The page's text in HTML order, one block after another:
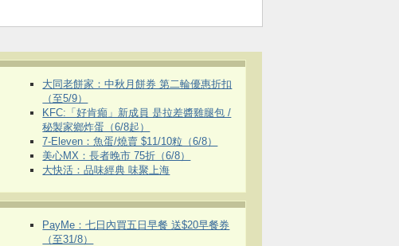
大同老餅家：中秋月餅券 第二輪優惠折扣
（至5/9）
KFC:「好肯癲」新成員 是拉差醬雞腿包 /
秘製家鄉炸蛋（6/8起）
7-Eleven：魚蛋/燒賣 $11/10粒（6/8）
美心MX：長者晚市 75折（6/8）
大快活：品味經典 味聚上海
PayMe：七日內買五日早餐 送$20早餐券
（至31/8）